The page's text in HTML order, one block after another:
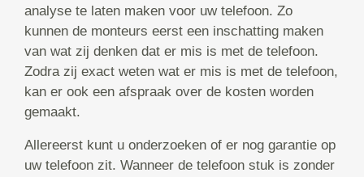
analyse te laten maken voor uw telefoon. Zo
kunnen de monteurs eerst een inschatting maken
van wat zij denken dat er mis is met de telefoon.
Zodra zij exact weten wat er mis is met de telefoon,
kan er ook een afspraak over de kosten worden
gemaakt.
Allereerst kunt u onderzoeken of er nog garantie op
uw telefoon zit. Wanneer de telefoon stuk is zonder